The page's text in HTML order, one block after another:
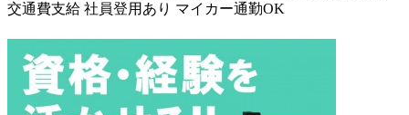
交通費支給 社員登用あり マイカー通勤OK